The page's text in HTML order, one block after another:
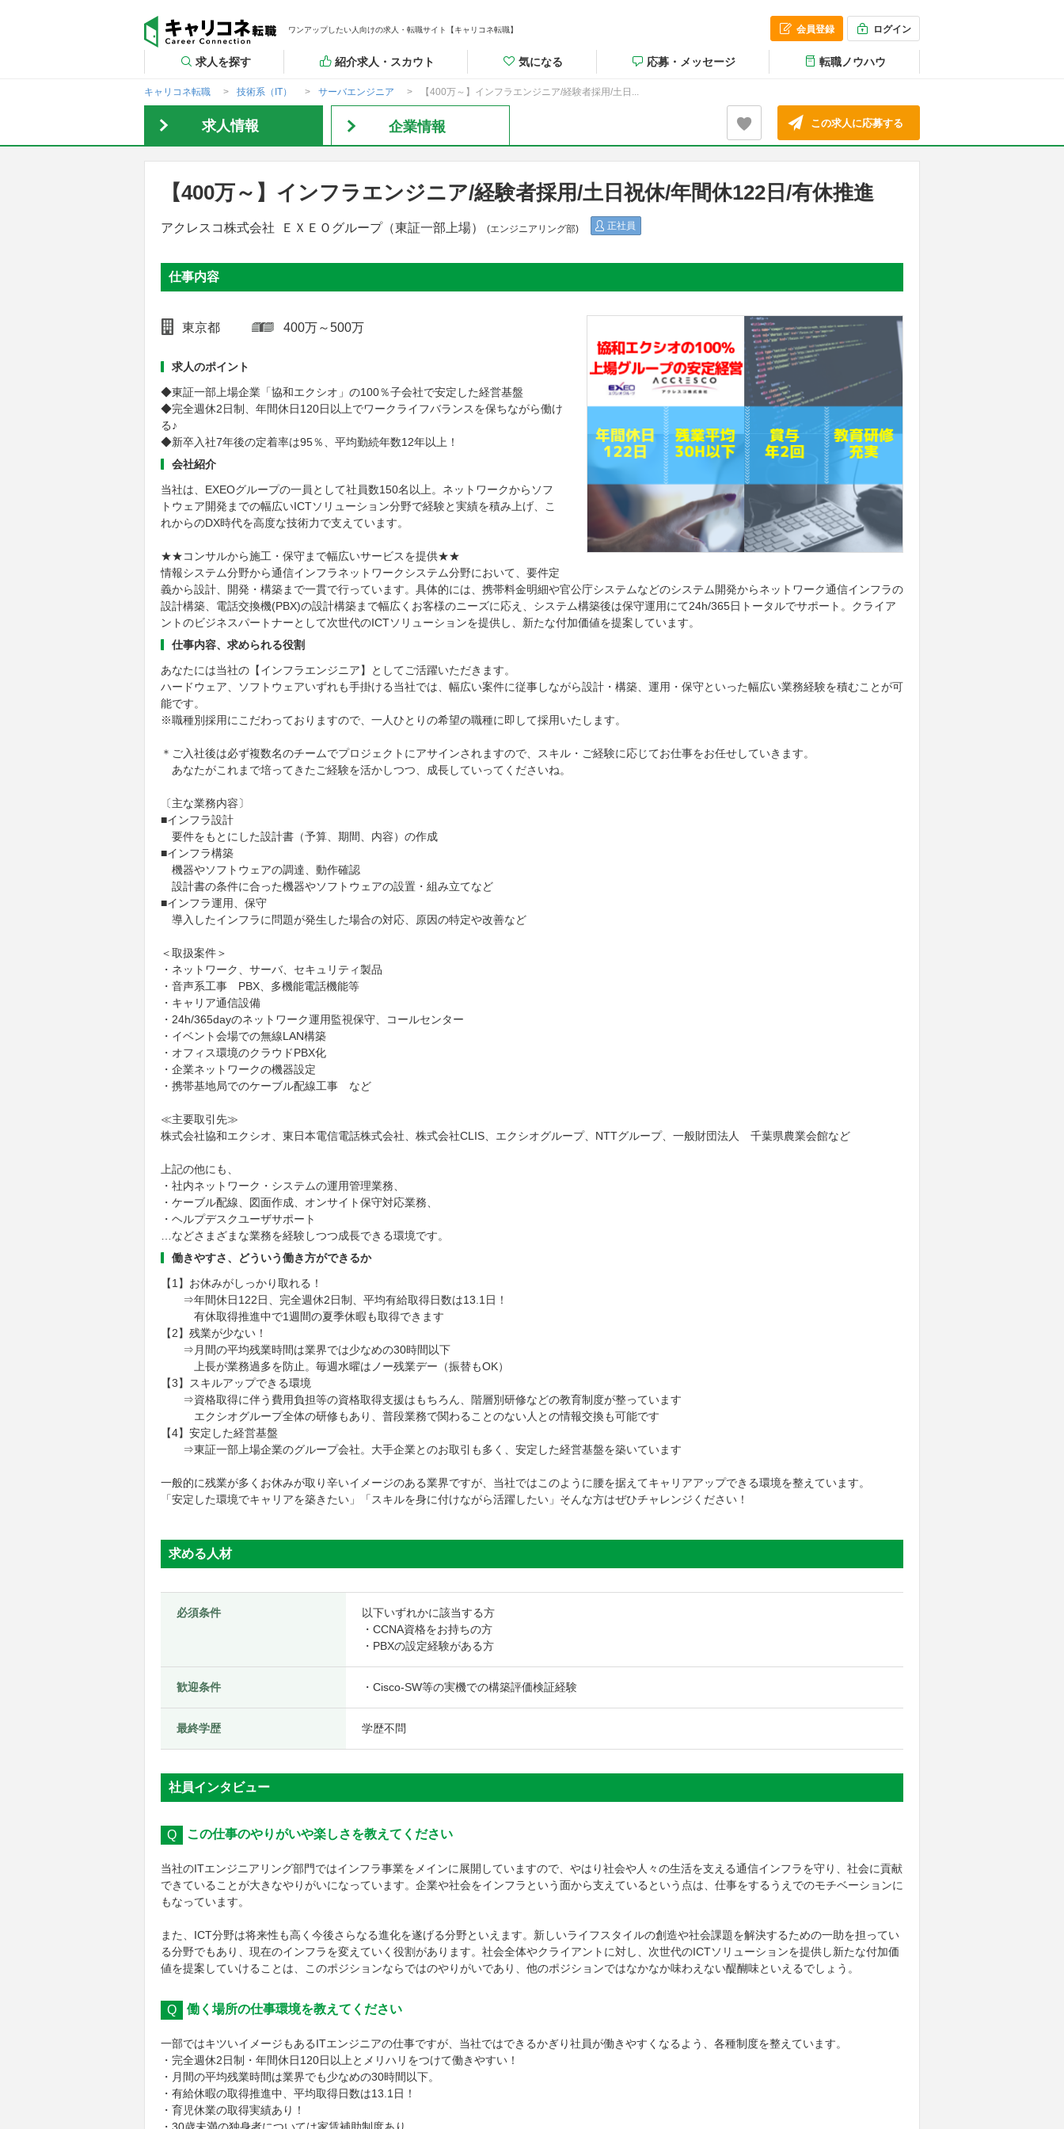
ワンアップしたい人向けの求人・転職サイト【キャリコネ転職】 会員登録 ログイン
求人を探す 紹介求人・スカウト 気になる 応募・メッセージ 転職ノウハウ
キャリコネ転職 技術系（IT） サーバエンジニア 【400万～】インフラエンジニア/経験者採用/土日...
求人情報 企業情報 この求人に応募する
【400万～】インフラエンジニア/経験者採用/土日祝休/年間休122日/有休推進
アクレスコ株式会社 ＥＸＥＯグループ（東証一部上場） (エンジニアリング部) 正社員
仕事内容
東京都 400万～500万
求人のポイント
◆東証一部上場企業「協和エクシオ」の100％子会社で安定した経営基盤
◆完全週休2日制、年間休日120日以上でワークライフバランスを保ちながら働け
る♪
◆新卒入社7年後の定着率は95％、平均勤続年数12年以上！
会社紹介
当社は、EXEOグループの一員として社員数150名以上。ネットワークからソフ
トウェア開発までの幅広いICTソリューション分野で経験と実績を積み上げ、こ
れからのDX時代を高度な技術力で支えています。
★★コンサルから施工・保守まで幅広いサービスを提供★★
情報システム分野から通信インフラネットワークシステム分野において、要件定
義から設計、開発・構築まで一貫で行っています。具体的には、携帯料金明細や官公庁システムなどのシステム開発からネットワーク通信インフラの
設計構築、電話交換機(PBX)の設計構築まで幅広くお客様のニーズに応え、システム構築後は保守運用にて24h/365日トータルでサポート。クライア
ントのビジネスパートナーとして次世代のICTソリューションを提供し、新たな付加価値を提案しています。
仕事内容、求められる役割
あなたには当社の【インフラエンジニア】としてご活躍いただきます。
ハードウェア、ソフトウェアいずれも手掛ける当社では、幅広い案件に従事しながら設計・構築、運用・保守といった幅広い業務経験を積むことが可
能です。
※職種別採用にこだわっておりますので、一人ひとりの希望の職種に即して採用いたします。
＊ご入社後は必ず複数名のチームでプロジェクトにアサインされますので、スキル・ご経験に応じてお仕事をお任せしていきます。
あなたがこれまで培ってきたご経験を活かしつつ、成長していってくださいね。
〔主な業務内容〕
■インフラ設計
要件をもとにした設計書（予算、期間、内容）の作成
■インフラ構築
機器やソフトウェアの調達、動作確認
設計書の条件に合った機器やソフトウェアの設置・組み立てなど
■インフラ運用、保守
導入したインフラに問題が発生した場合の対応、原因の特定や改善など
＜取扱案件＞
・ネットワーク、サーバ、セキュリティ製品
・音声系工事 PBX、多機能電話機能等
・キャリア通信設備
・24h/365dayのネットワーク運用監視保守、コールセンター
・イベント会場での無線LAN構築
・オフィス環境のクラウドPBX化
・企業ネットワークの機器設定
・携帯基地局でのケーブル配線工事 など
≪主要取引先≫
株式会社協和エクシオ、東日本電信電話株式会社、株式会社CLIS、エクシオグループ、NTTグループ、一般財団法人 千葉県農業会館など
上記の他にも、
・社内ネットワーク・システムの運用管理業務、
・ケーブル配線、図面作成、オンサイト保守対応業務、
・ヘルプデスクユーザサポート
…などさまざまな業務を経験しつつ成長できる環境です。
働きやすさ、どういう働き方ができるか
【1】お休みがしっかり取れる！
⇒年間休日122日、完全週休2日制、平均有給取得日数は13.1日！
有休取得推進中で1週間の夏季休暇も取得できます
【2】残業が少ない！
⇒月間の平均残業時間は業界では少なめの30時間以下
上長が業務過多を防止。毎週水曜はノー残業デー（振替もOK）
【3】スキルアップできる環境
⇒資格取得に伴う費用負担等の資格取得支援はもちろん、階層別研修などの教育制度が整っています
エクシオグループ全体の研修もあり、普段業務で関わることのない人との情報交換も可能です
【4】安定した経営基盤
⇒東証一部上場企業のグループ会社。大手企業とのお取引も多く、安定した経営基盤を築いています
一般的に残業が多くお休みが取り辛いイメージのある業界ですが、当社ではこのように腰を据えてキャリアアップできる環境を整えています。
「安定した環境でキャリアを築きたい」「スキルを身に付けながら活躍したい」そんな方はぜひチャレンジください！
求める人材
必須条件
以下いずれかに該当する方
・CCNA資格をお持ちの方
・PBXの設定経験がある方
歓迎条件 ・Cisco-SW等の実機での構築評価検証経験
最終学歴 学歴不問
社員インタビュー
この仕事のやりがいや楽しさを教えてください
当社のITエンジニアリング部門ではインフラ事業をメインに展開していますので、やはり社会や人々の生活を支える通信インフラを守り、社会に貢献
できていることが大きなやりがいになっています。企業や社会をインフラという面から支えているという点は、仕事をするうえでのモチベーションに
もなっています。
また、ICT分野は将来性も高く今後さらなる進化を遂げる分野といえます。新しいライフスタイルの創造や社会課題を解決するための一助を担ってい
る分野でもあり、現在のインフラを変えていく役割があります。社会全体やクライアントに対し、次世代のICTソリューションを提供し新たな付加価
値を提案していけることは、このポジションならではのやりがいであり、他のポジションではなかなか味わえない醍醐味といえるでしょう。
働く場所の仕事環境を教えてください
一部ではキツいイメージもあるITエンジニアの仕事ですが、当社ではできるかぎり社員が働きやすくなるよう、各種制度を整えています。
・完全週休2日制・年間休日120日以上とメリハリをつけて働きやすい！
・月間の平均残業時間は業界でも少なめの30時間以下。
・有給休暇の取得推進中、平均取得日数は13.1日！
・育児休業の取得実績あり！